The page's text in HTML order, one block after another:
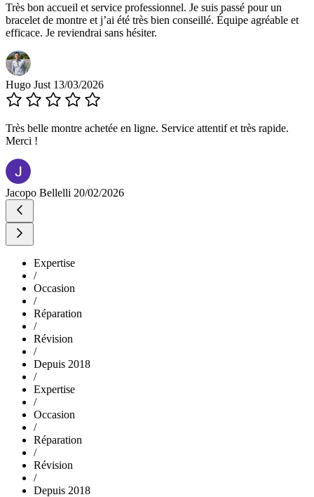
Très bon accueil et service professionnel. Je suis passé pour un
bracelet de montre et j’ai été très bien conseillé. Équipe agréable et
efficace. Je reviendrai sans hésiter.
Hugo Just 13/03/2026
Très belle montre achetée en ligne. Service attentif et très rapide.
Merci !
Jacopo Bellelli 20/02/2026
Expertise
/
Occasion
/
Réparation
/
Révision
/
Depuis 2018
/
Expertise
/
Occasion
/
Réparation
/
Révision
/
Depuis 2018